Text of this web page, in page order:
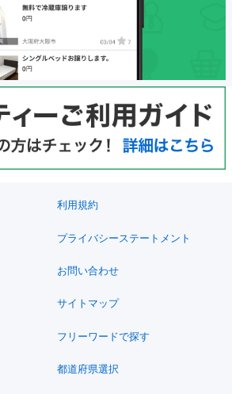
利用規約
プライバシーステートメント
お問い合わせ
サイトマップ
フリーワードで探す
都道府県選択